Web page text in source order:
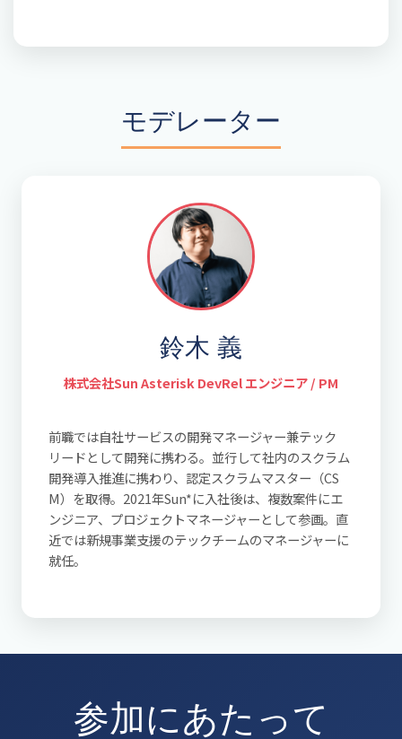
モデレーター
鈴木 義
株式会社Sun Asterisk DevRel エンジニア / PM
前職では自社サービスの開発マネージャー兼テック
リードとして開発に携わる。並行して社内のスクラム
開発導入推進に携わり、認定スクラムマスター（CS
M）を取得。2021年Sun*に入社後は、複数案件にエ
ンジニア、プロジェクトマネージャーとして参画。直
近では新規事業支援のテックチームのマネージャーに
就任。
参加にあたって